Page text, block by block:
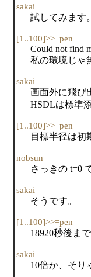
sakai
試してみます。
[1..100]>>=pen
Could not find
私の環境じゃ
sakai
画面外に飛び
HSDLは標準
[1..100]>>=pen
目標半径は初
nobsun
さっきの t=0
sakai
そうです。
[1..100]>>=pen
18920秒後ま
sakai
10倍か、そり